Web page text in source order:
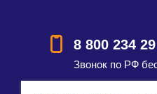
8 800 234
Звонок по РФ